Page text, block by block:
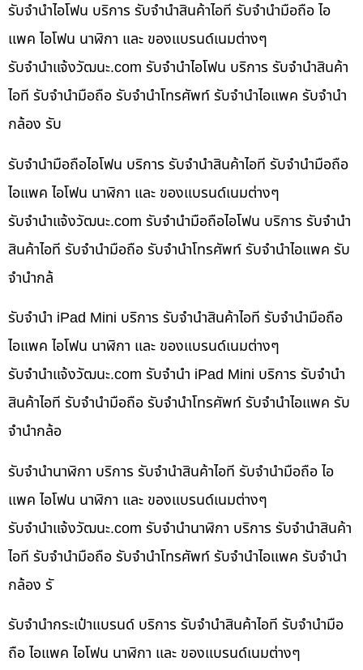
รับจำนำไอโฟน บริการ รับจำนำสินค้าไอที รับจำนำมือถือ ไอ
แพค ไอโฟน นาฬิกา และ ของแบรนด์เนมต่างๆ
รับจํานําแจ้งวัฒนะ.com รับจำนำไอโฟน บริการ รับจำนำสินค้า
ไอที รับจำนำมือถือ รับจำนำโทรศัพท์ รับจำนำไอแพค รับจำนำ
กล้อง รับ
รับจำนำมือถือไอโฟน บริการ รับจำนำสินค้าไอที รับจำนำมือถือ
ไอแพค ไอโฟน นาฬิกา และ ของแบรนด์เนมต่างๆ
รับจํานําแจ้งวัฒนะ.com รับจำนำมือถือไอโฟน บริการ รับจำนำ
สินค้าไอที รับจำนำมือถือ รับจำนำโทรศัพท์ รับจำนำไอแพค รับ
จำนำกล้
รับจำนำ iPad Mini บริการ รับจำนำสินค้าไอที รับจำนำมือถือ
ไอแพค ไอโฟน นาฬิกา และ ของแบรนด์เนมต่างๆ
รับจํานําแจ้งวัฒนะ.com รับจำนำ iPad Mini บริการ รับจำนำ
สินค้าไอที รับจำนำมือถือ รับจำนำโทรศัพท์ รับจำนำไอแพค รับ
จำนำกล้อ
รับจำนำนาฬิกา บริการ รับจำนำสินค้าไอที รับจำนำมือถือ ไอ
แพค ไอโฟน นาฬิกา และ ของแบรนด์เนมต่างๆ
รับจํานําแจ้งวัฒนะ.com รับจำนำนาฬิกา บริการ รับจำนำสินค้า
ไอที รับจำนำมือถือ รับจำนำโทรศัพท์ รับจำนำไอแพค รับจำนำ
กล้อง รั
รับจำนำกระเป๋าแบรนด์ บริการ รับจำนำสินค้าไอที รับจำนำมือ
ถือ ไอแพค ไอโฟน นาฬิกา และ ของแบรนด์เนมต่างๆ